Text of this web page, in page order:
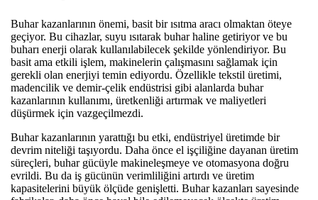
Buhar kazanlarının önemi, basit bir ısıtma aracı olmaktan öteye
geçiyor. Bu cihazlar, suyu ısıtarak buhar haline getiriyor ve bu
buharı enerji olarak kullanılabilecek şekilde yönlendiriyor. Bu
basit ama etkili işlem, makinelerin çalışmasını sağlamak için
gerekli olan enerjiyi temin ediyordu. Özellikle tekstil üretimi,
madencilik ve demir-çelik endüstrisi gibi alanlarda buhar
kazanlarının kullanımı, üretkenliği artırmak ve maliyetleri
düşürmek için vazgeçilmezdi.
Buhar kazanlarının yarattığı bu etki, endüstriyel üretimde bir
devrim niteliği taşıyordu. Daha önce el işçiliğine dayanan üretim
süreçleri, buhar gücüyle makineleşmeye ve otomasyona doğru
evrildi. Bu da iş gücünün verimliliğini artırdı ve üretim
kapasitelerini büyük ölçüde genişletti. Buhar kazanları sayesinde